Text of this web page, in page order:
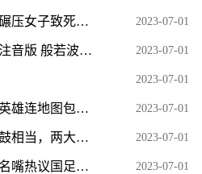
快消息！男子驾车反复碾压女子致死原因：案发前因离婚和财产激烈争吵！ 2023-07-01
般若波罗蜜多心经原文注音版 般若波罗蜜多心经注解 2023-07-01
2023-07-01
英雄连地图包怎么用（英雄连地图包） 当前滚动 2023-07-01
中美上半年电影票房旗鼓相当，两大电影市场开启更激烈下半年 时讯 2023-07-01
拼了！四大归化全上，名嘴热议国足超强首发，人民日报发文打Call_全球要闻 2023-07-01